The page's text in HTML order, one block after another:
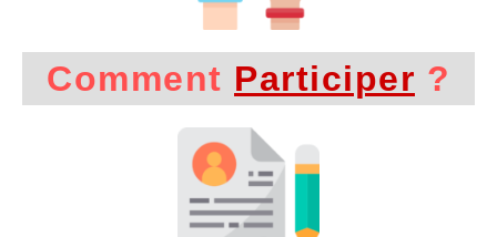
Comment Participer ?